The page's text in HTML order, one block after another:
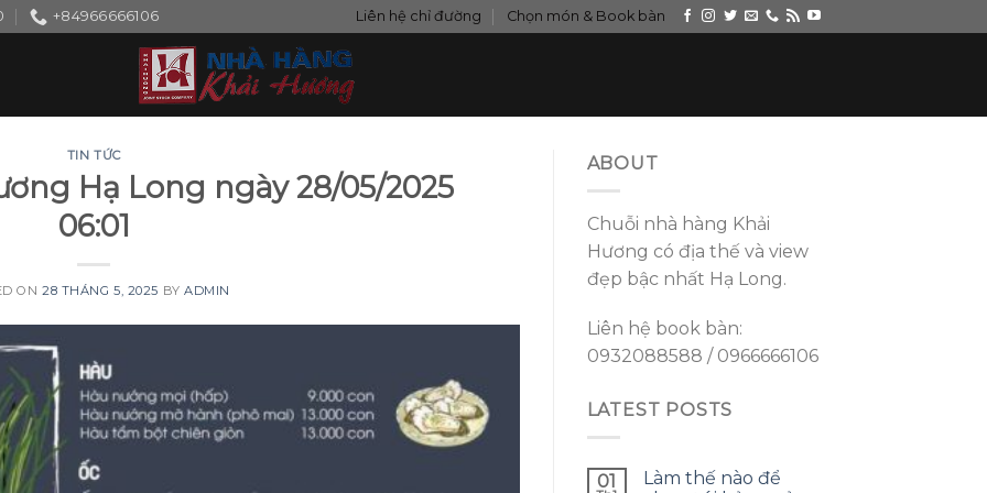
+84966666106 Liên hệ chỉ đường Chọn món & Book bàn
TIN TỨC
Hạ Long ngày 28/05/2025
06:01
ON28 THÁNG 5, 2025 BYADMIN
ABOUT
Chuỗi nhà hàng Khải
Hương có địa thế và view
đẹp bậc nhất Hạ Long.
Liên hệ book bàn:
0932088588 / 0966666106
LATEST POSTS
01
Làm thế nào để